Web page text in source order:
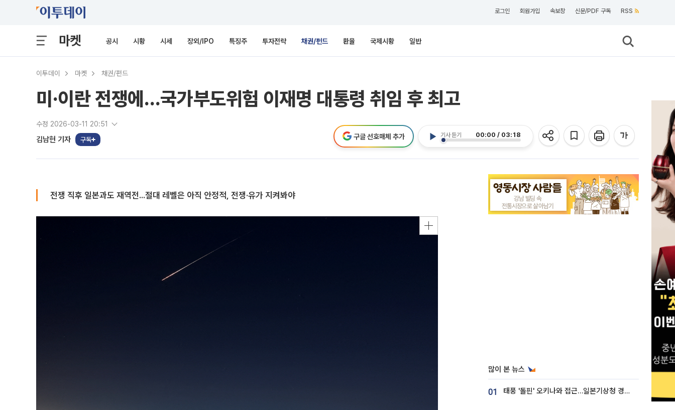
로그인 회원가입 속보창 신문/PDF 구독 RSS
마켓 공시 시황 시세 장외/IPO 특징주 투자전략 채권/펀드 환율 국제시황 일반
이투데이 마켓 채권/펀드
미·이란 전쟁에…국가부도위험 이재명 대통령 취임 후 최고
수정 2026-03-11 20:51
김남현 기자 구독
기사 듣기 00:00 / 03:18
구글 선호매체 추가
전쟁 직후 일본과도 재역전...절대 레벨은 아직 안정적, 전쟁·유가 지켜봐야
많이 본 뉴스
01 태풍 '돌핀' 오키나와 접근…일본기상청 경로 업데이트